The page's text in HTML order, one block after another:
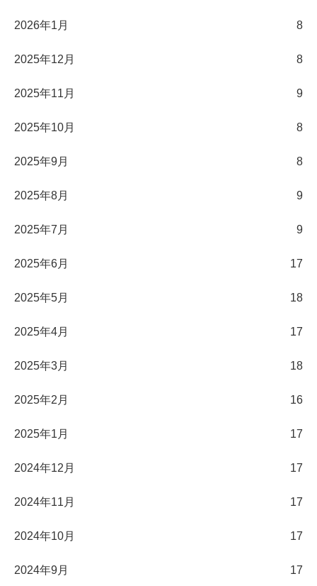
2026年1月 8
2025年12月 8
2025年11月 9
2025年10月 8
2025年9月 8
2025年8月 9
2025年7月 9
2025年6月 17
2025年5月 18
2025年4月 17
2025年3月 18
2025年2月 16
2025年1月 17
2024年12月 17
2024年11月 17
2024年10月 17
2024年9月 17